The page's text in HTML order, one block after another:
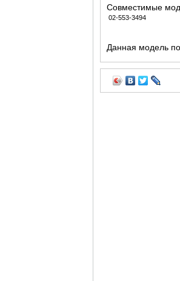
Совместимые
02-553-3494
Данная модель